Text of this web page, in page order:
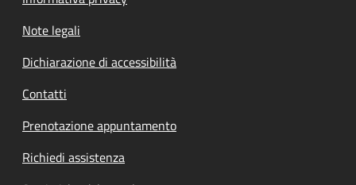
Note legali
Dichiarazione di accessibilità
Contatti
Prenotazione appuntamento
Richiedi assistenza